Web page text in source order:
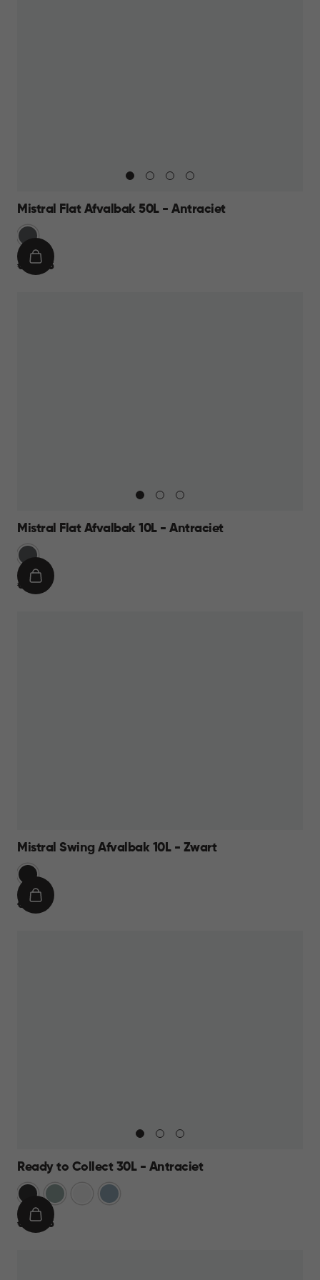
Mistral Flat Afvalbak 50L - Antraciet
Anthraciet
€
€ 23,95
IN
Mistral Flat Afvalbak 10L - Antraciet
Anthraciet
€
€ 11,95
IN
Mistral Swing Afvalbak 10L - Zwart
Zwart
€
€ 11,95
IN
Ready to Collect 30L - Antraciet
Donkergrijs
Groen Blauw
€
€ 24,95
IN